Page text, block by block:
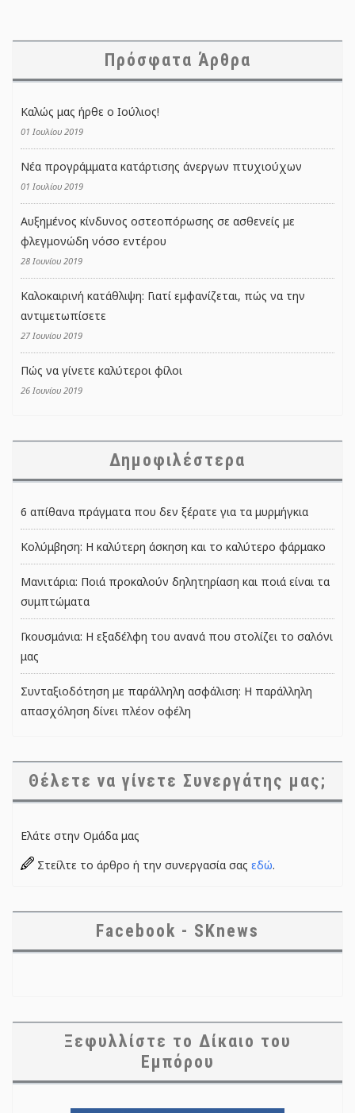
Πρόσφατα Άρθρα
Καλώς μας ήρθε ο Ιούλιος!
01 Ιουλίου 2019
Νέα προγράμματα κατάρτισης άνεργων πτυχιούχων
01 Ιουλίου 2019
Αυξημένος κίνδυνος οστεοπόρωσης σε ασθενείς με
φλεγμονώδη νόσο εντέρου
28 Ιουνίου 2019
Καλοκαιρινή κατάθλιψη: Γιατί εμφανίζεται, πώς να την
αντιμετωπίσετε
27 Ιουνίου 2019
Πώς να γίνετε καλύτεροι φίλοι
26 Ιουνίου 2019
Δημοφιλέστερα
6 απίθανα πράγματα που δεν ξέρατε για τα μυρμήγκια
Κολύμβηση: Η καλύτερη άσκηση και το καλύτερο φάρμακο
Μανιτάρια: Ποιά προκαλούν δηλητηρίαση και ποιά είναι τα
συμπτώματα
Γκουσμάνια: Η εξαδέλφη του ανανά που στολίζει το σαλόνι
μας
Συνταξιοδότηση με παράλληλη ασφάλιση: Η παράλληλη
απασχόληση δίνει πλέον οφέλη
Θέλετε να γίνετε Συνεργάτης μας;
Ελάτε στην Ομάδα μας
Στείλτε το άρθρο ή την συνεργασία σας εδώ.
Facebook - SKnews
Ξεφυλλίστε το Δίκαιο του
Εμπόρου